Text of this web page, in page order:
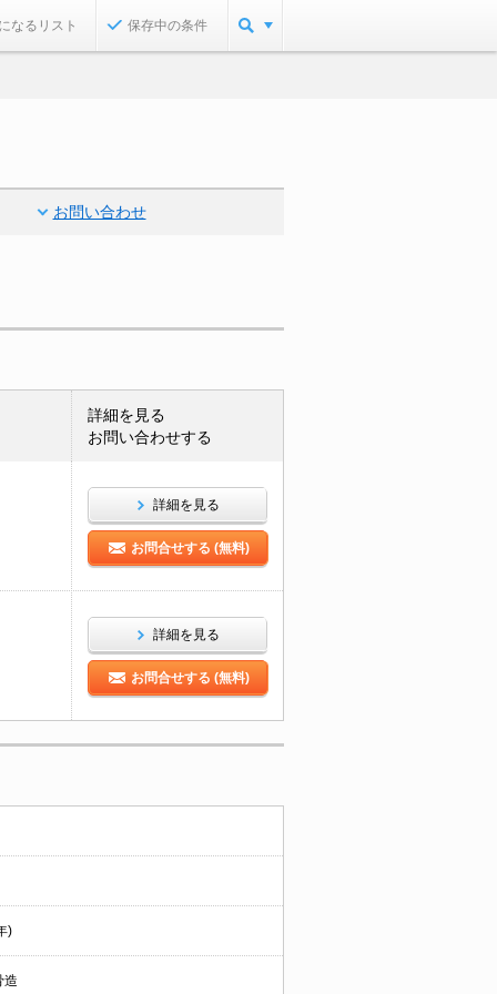
なるリスト 保存中の条件
お問い合わせ
詳細を見る
お問い合わせする
詳細を見る
お問合せする (無料)
詳細を見る
お問合せする (無料)
)
造